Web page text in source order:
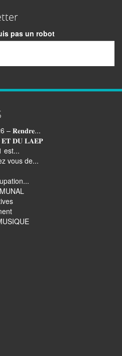
pas un robot
– 𝐑𝐞𝐧𝐝𝐫𝐞...
𝐄𝐓 𝐃𝐔 𝐋𝐀𝐄𝐏
est...
vous de...